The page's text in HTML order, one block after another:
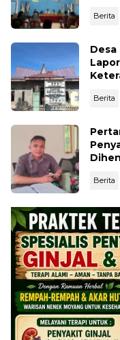
Berita
Berita
Berita